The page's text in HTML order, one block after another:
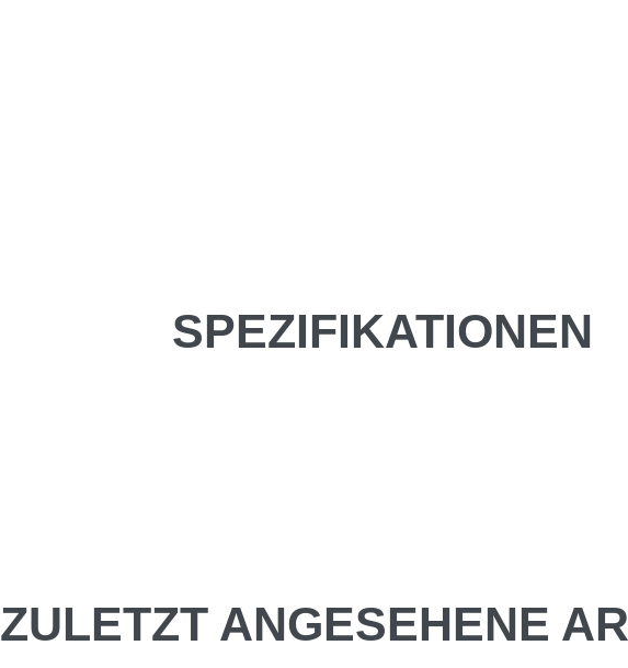
SPEZIFIKATIONEN
ZULETZT ANGESEHENE